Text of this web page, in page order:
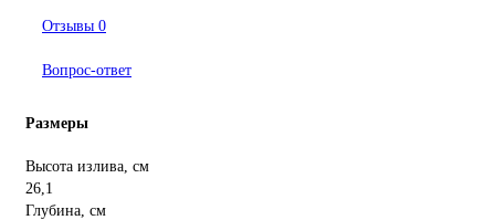
Отзывы 0
Вопрос-ответ
Размеры
Высота излива, см
26,1
Глубина, см